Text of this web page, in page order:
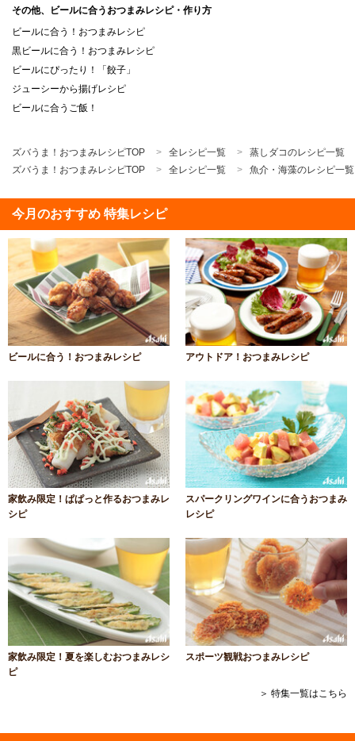
その他、ビールに合うおつまみレシピ・作り方
ビールに合う！おつまみレシピ
黒ビールに合う！おつまみレシピ
ビールにぴったり！「餃子」
ジューシーから揚げレシピ
ビールに合うご飯！
ズバうま！おつまみレシピTOP 全レシピ一覧
蒸しダコのレシピ一覧
ズバうま！おつまみレシピTOP
全レシピ一覧 魚介・海藻のレシピ一覧
今月のおすすめ 特集レシピ
ビールに合う！おつまみレシピ アウトドア！おつまみレシピ
家飲み限定！ぱぱっと作るおつまみレ
シピ
スパークリングワインに合うおつまみ
レシピ
家飲み限定！夏を楽しむおつまみレシ
ピ
スポーツ観戦おつまみレシピ
＞ 特集一覧はこちら